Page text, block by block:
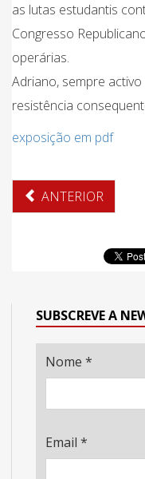
as lutas estudantis
Congresso
operárias.
Adriano, sempre
resistência
exposição em pdf
ANTERIOR
SUBSCREVE A
Nome *
Email *